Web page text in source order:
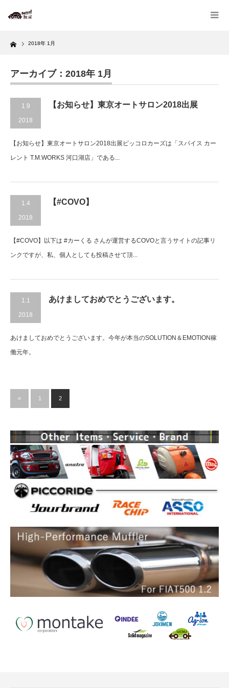
Home 2018年 1月
アーカイブ：2018年 1月
1.9
2018
【お知らせ】東京オートサロン2018出展
【お知らせ】東京オートサロン2018出展ピッコロカーズは「スパイス カー
レント T.M.WORKS 河口湖店」である...
1.4
2018
【#COVO】
【#COVO】以下は #カーくる さんが運営するCOVOと言うサイトの記事リ
ンクですが、私、個人としても投稿させて頂...
1.1
2018
あけましておめでとうございます。
あけましておめでとうございます。今年が本当のSOLUTION＆EMOTION稼
働元年。
« 1 2